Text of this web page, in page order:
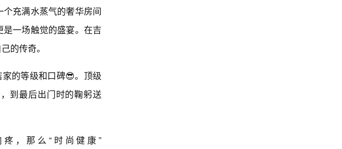
充满水蒸气的奢华房间
一场触觉的盛宴。在吉
的传奇。
的等级和口碑😎。顶级
到最后出门时的鞠躬送
，那么“时尚健康”